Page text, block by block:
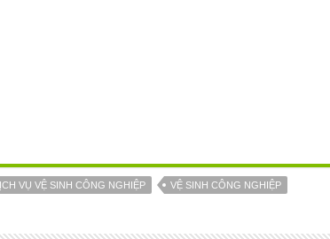
VỤ VỆ SINH CÔNG NGHIỆP VỆ SINH CÔNG NGHIỆP